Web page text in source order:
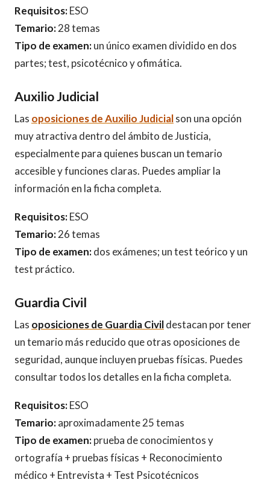
Requisitos:ESO
Temario:28 temas
Tipo de examen:un único examen dividido en dos
partes; test, psicotécnico y ofimática.
Auxilio Judicial
Las oposiciones de Auxilio Judicialson una opción
muy atractiva dentro del ámbito de Justicia,
especialmente para quienes buscan un temario
accesible y funciones claras. Puedes ampliar la
información en la ficha completa.
Requisitos:ESO
Temario:26 temas
Tipo de examen:dos exámenes; un test teórico y un
test práctico.
Guardia Civil
Las oposiciones de Guardia Civildestacan por tener
un temario más reducido que otras oposiciones de
seguridad, aunque incluyen pruebas físicas. Puedes
consultar todos los detalles en la ficha completa.
Requisitos:ESO
Temario:aproximadamente 25 temas
Tipo de examen:prueba de conocimientos y
ortografía + pruebas físicas + Reconocimiento
médico + Entrevista + Test Psicotécnicos